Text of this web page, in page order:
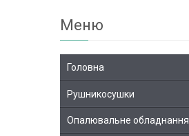
Головна
Рушникосушки
Опалювальне обладнання